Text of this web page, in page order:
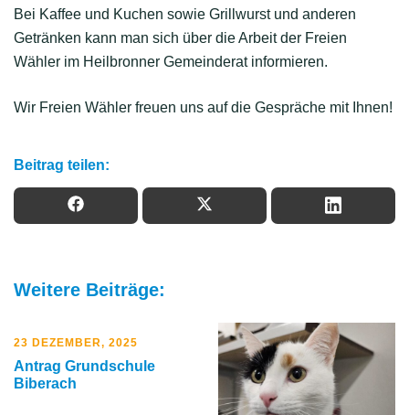
Bei Kaffee und Kuchen sowie Grillwurst und anderen
Getränken kann man sich über die Arbeit der Freien
Wähler im Heilbronner Gemeinderat informieren.
Wir Freien Wähler freuen uns auf die Gespräche mit Ihnen!
Beitrag teilen:
Weitere Beiträge:
23 DEZEMBER, 2025
Antrag Grundschule
Biberach